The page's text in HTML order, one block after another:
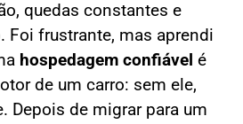
quedas constantes e
Foi frustrante, mas aprendi
hospedagem confiável é
de um carro: sem ele,
Depois de migrar para um